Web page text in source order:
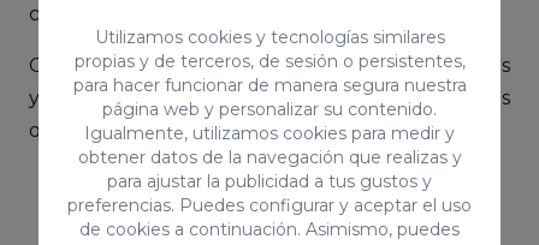
Utilizamos cookies y tecnologías similares
propias y de terceros, de sesión o persistentes,
para hacer funcionar de manera segura nuestra
página web y personalizar su contenido.
Igualmente, utilizamos cookies para medir y
obtener datos de la navegación que realizas y
para ajustar la publicidad a tus gustos y
preferencias. Puedes configurar y aceptar el uso
de cookies a continuación. Asimismo, puedes
compras, etc.
Google Tag Manager incluye algunas etiquetas
ya programadas, aunque puedes crear todas las
que necesites. Por ejemplo, algunas son:
Google Analytics
Código de seguimiento